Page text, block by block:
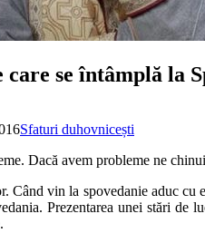
se întâmplă la
Sfaturi duhovnicești
Dacă avem probleme ne
Când vin la spovedanie aduc cu
Prezentarea unei stări de